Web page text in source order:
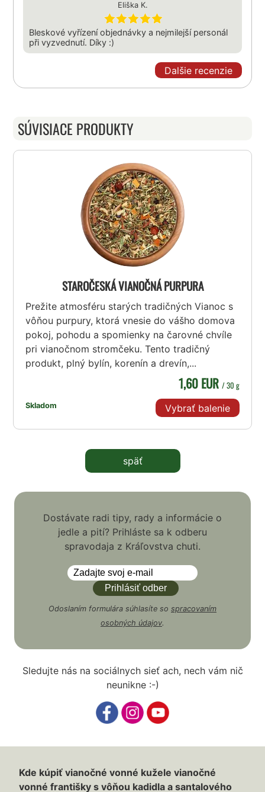
Eliška K.
Bleskové vyřízení objednávky a nejmilejší personál
při vyzvednutí. Díky :)
Dalšie recenzie
SÚVISIACE PRODUKTY
STAROČESKÁ VIANOČNÁ PURPURA
Prežite atmosféru starých tradičných Vianoc s
vôňou purpury, ktorá vnesie do vášho domova
pokoj, pohodu a spomienky na čarovné chvíle
pri vianočnom stromčeku. Tento tradičný
produkt, plný bylín, korenín a drevín,...
Skladom
1,60 EUR / 30 g
Vybrať balenie
späť
Dostávate radi tipy, rady a informácie o
jedle a pití? Prihláste sa k odberu
spravodaja z Kráľovstva chuti.
Odoslaním formulára súhlasíte so spracovaním
osobných údajov.
Sledujte nás na sociálnych sieť ach, nech vám nič
neunikne :-)
Kde kúpiť vianočné vonné kužele vianočné
vonné františky s vôňou kadidla a santalového